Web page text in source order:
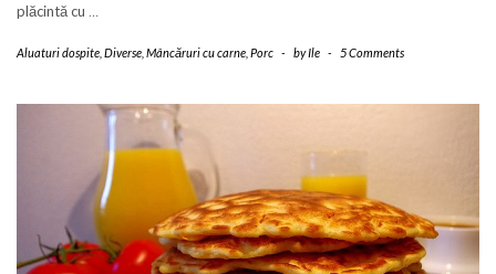
plăcintă cu …
Aluaturi dospite Diverse Mâncăruri cu carne Porc - byIle - 5 Comments